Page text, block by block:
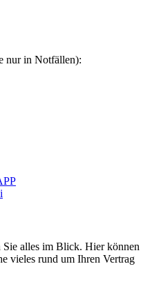
nur in Notfällen):
alles im Blick. Hier können
vieles rund um Ihren Vertrag